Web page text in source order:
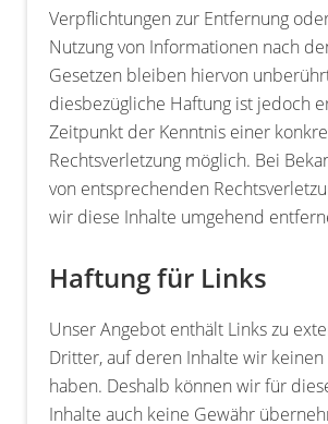
Verpflichtungen zur Entfernung
Nutzung von Informationen nach
Gesetzen bleiben hiervon
diesbezügliche Haftung ist jedoch
Zeitpunkt der Kenntnis einer
Rechtsverletzung möglich. Bei
von entsprechenden
wir diese Inhalte umgehend
Haftung für Links
Unser Angebot enthält Links zu
Dritter, auf deren Inhalte wir keinen
haben. Deshalb können wir für
Inhalte auch keine Gewähr